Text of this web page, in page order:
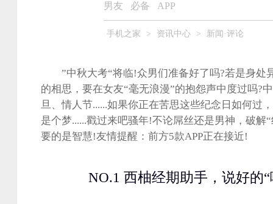
男友 必备 APP
手机之家 > 资讯中心 > 新闻·评论
”中秋大考“将临!众男们准备好了吗?若是身处
的相思，要在女友“毫无浪漫”的抱怨声中度过吗?
旦、情人节......如果你正在苦思这些纪念日如何过
是个梦......戳过来吧骚年!不论屌丝还是男神，破解
要的是智慧!友情提醒：前方5款APP正在接近!
NO.1 西柚经期助手，说好的“